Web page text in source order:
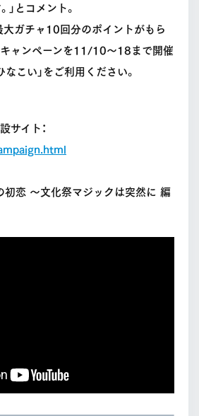
」とコメント。
大ガチャ10回分のポイントがもら
キャンペーンを11/10〜18まで開催
こい」をご利用ください。
サイト：
初恋 ～文化祭マジックは突然に 編